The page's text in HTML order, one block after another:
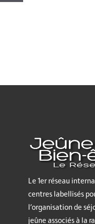
Le 1er réseau
centres labellisés
l’organisation de
jeûne associés à la